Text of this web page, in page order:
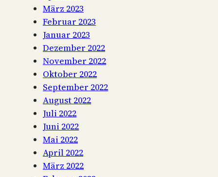
März 2023
Februar 2023
Januar 2023
Dezember 2022
November 2022
Oktober 2022
September 2022
August 2022
Juli 2022
Juni 2022
Mai 2022
April 2022
März 2022